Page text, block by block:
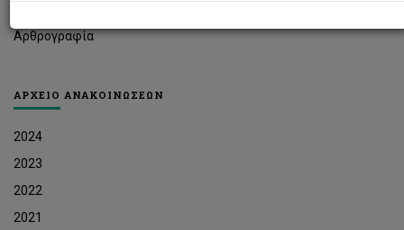
Αρθρογραφία
ΑΡΧΕΙΟ ΑΝΑΚΟΙΝΩΣΕΩΝ
2024
2023
2022
2021